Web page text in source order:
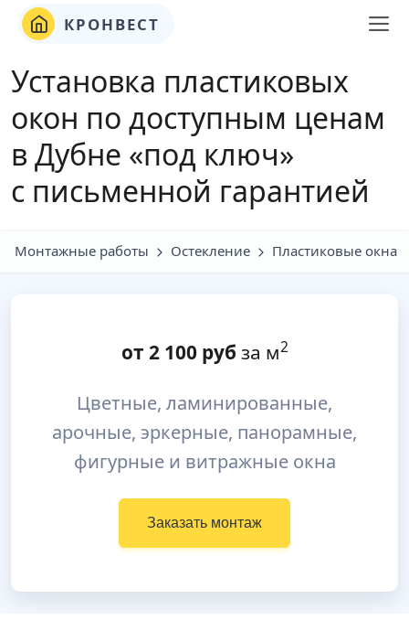
КРОНВЕСТ
Установка пластиковых
окон по доступным ценам
в Дубне «под ключ»
с письменной гарантией
Монтажные работы Остекление Пластиковые окна
от 2 100руб за м2
Цветные, ламинированные,
арочные, эркерные, панорамные,
фигурные и витражные окна
Заказать монтаж